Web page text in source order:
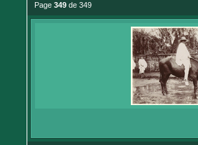
Page 349 de 349